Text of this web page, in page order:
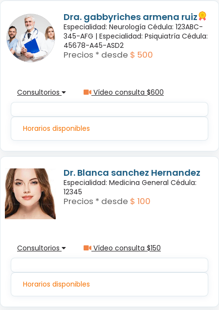
Dra. gabbyriches armena ruiz
Especialidad: Neurología Cédula: 123ABC-
345-AFG | Especialidad: Psiquiatría Cédula:
45678-A45-ASD2
Precios * desde $ 500
Consultorios Vídeo consulta $600
Horarios disponibles
Dr. Blanca sanchez Hernandez
Especialidad: Medicina General Cédula:
12345
Precios * desde $ 100
Consultorios Vídeo consulta $150
Horarios disponibles